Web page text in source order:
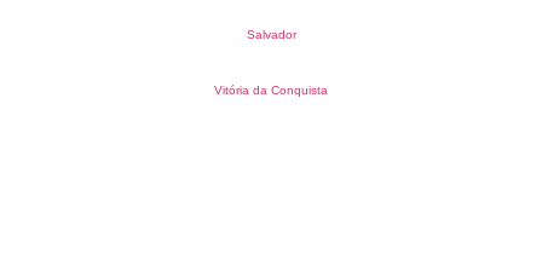
Salvador
Vitória da Conquista